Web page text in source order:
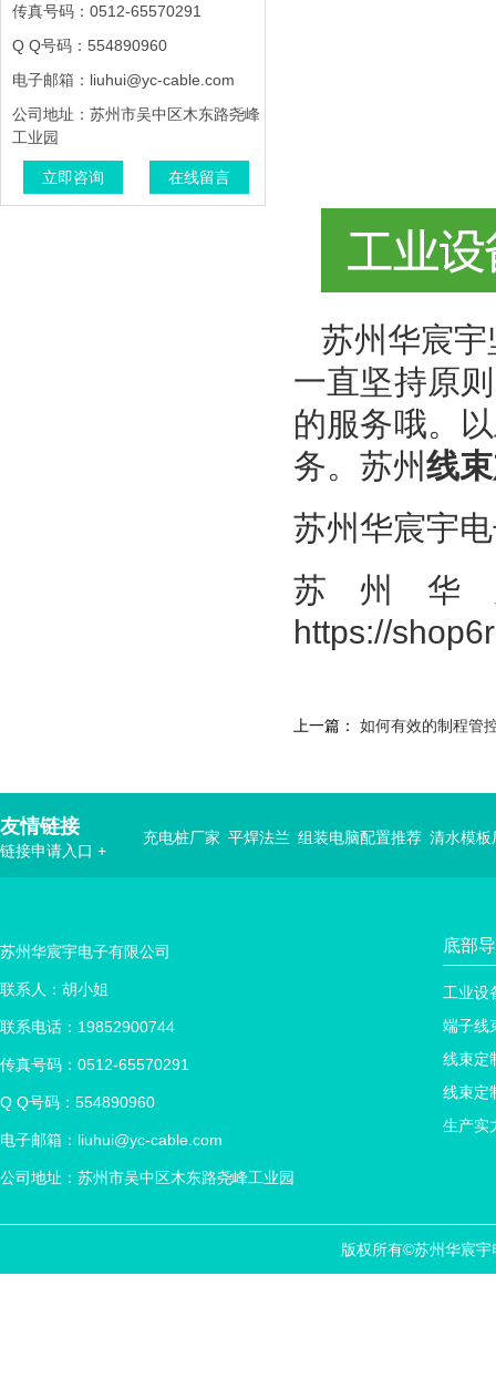
传真号码：0512-65570291
Q Q号码：554890960
电子邮箱：liuhui@yc-cable.com
公司地址：苏州市吴中区木东路尧峰
工业园
立即咨询 在线留言
苏州华宸
一直坚持原
的服务哦。
务。苏州线
苏州华宸宇
苏州
https://
上一篇： 如何有效的制程管
友情链接
链接申请入口 +
充电桩厂家 平焊法兰 组装电脑配置推荐 清水模板
苏州华宸宇电子有限公司
联系人：胡小姐
联系电话：19852900744
传真号码：0512-65570291
Q Q号码：554890960
电子邮箱：liuhui@yc-cable.com
公司地址：苏州市吴中区木东路尧峰工业园
底部
工业设
端子线
线束定
线束定
生产实
版权所有©苏州华宸宇